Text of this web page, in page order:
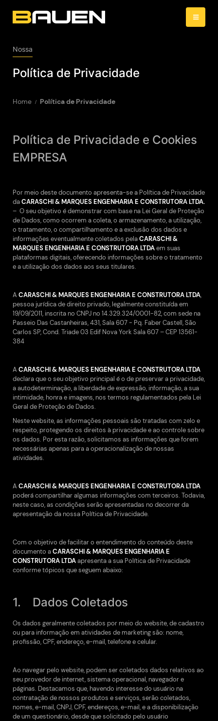
Nossa
Política de Privacidade
Home Política de Privacidade
Política de Privacidade e Cookies
EMPRESA
Por meio deste documento apresenta-se a Política de Privacidade
daCARASCHI & MARQUES ENGENHARIA E CONSTRUTORA LTDA.
– O seu objetivo é demonstrar com base na Lei Geral de Proteção
de Dados, como ocorrem a coleta, o armazenamento, a utilização,
o tratamento, o compartilhamento e a exclusão dos dados e
informações eventualmente coletados pelaCARASCHI &
MARQUES ENGENHARIA E CONSTRUTORA LTDAem suas
plataformas digitais, oferecendo informações sobre o tratamento
e a utilização dos dados aos seus titulares.
A CARASCHI & MARQUES ENGENHARIA E CONSTRUTORA LTDA,
pessoa jurídica de direito privado, legalmente constituída em
19/09/2011, inscrita no CNPJ no 14.329.324/0001-82, com sede na
Passeio Das Castanheiras, 431, Sala 607 - Pq. Faber Castell, São
Carlos SP, Cond. Triade 03 Edif Nova York Sala 607 – CEP 13561-
384
A CARASCHI & MARQUES ENGENHARIA E CONSTRUTORA LTDA
declara que o seu objetivo principal é o de preservar a privacidade,
a autodeterminação, a liberdade de expressão, informação, a sua
intimidade, honra e imagens, nos termos regulamentados pela Lei
Geral de Proteção de Dados.
Neste website, as informações pessoais são tratadas com zelo e
respeito, protegendo os direitos à privacidade e ao controle sobre
os dados. Por esta razão, solicitamos as informações que forem
necessárias apenas para a operacionalização de nossas
atividades.
A CARASCHI & MARQUES ENGENHARIA E CONSTRUTORA LTDA
poderá compartilhar algumas informações com terceiros. Todavia,
neste caso, as condições serão apresentadas no decorrer da
apresentação da nossa Política de Privacidade.
Com o objetivo de facilitar o entendimento do conteúdo deste
documento aCARASCHI & MARQUES ENGENHARIA E
CONSTRUTORA LTDAapresenta a sua Política de Privacidade
conforme tópicos que seguem abaixo:
1. Dados Coletados
Os dados geralmente coletados por meio do website, de cadastro
ou para informação em atividades de marketing são: nome,
profissão, CPF, endereço, e-mail, telefone e celular.
Ao navegar pelo website, podem ser coletados dados relativos ao
seu provedor de internet, sistema operacional, navegador e
páginas. Destacamos que, havendo interesse do usuário na
contratação de nossos produtos e serviços, serão coletados,
nomes, e-mail, CNPJ, CPF, endereços, e-mail, e a disponibilização
de um questionário, desde que solicitado pelo usuário